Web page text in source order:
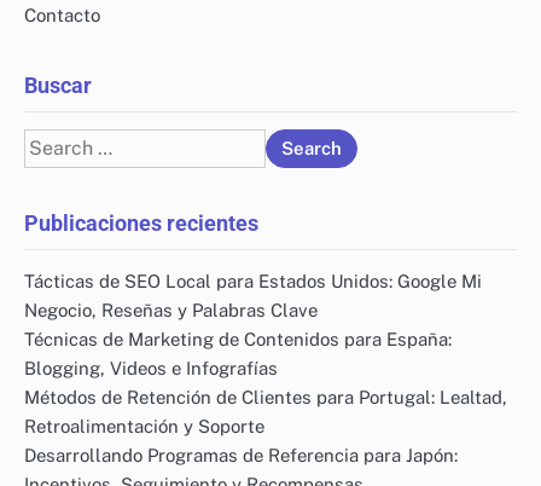
Contacto
Buscar
Search
for:
Publicaciones recientes
Tácticas de SEO Local para Estados Unidos: Google Mi
Negocio, Reseñas y Palabras Clave
Técnicas de Marketing de Contenidos para España:
Blogging, Videos e Infografías
Métodos de Retención de Clientes para Portugal: Lealtad,
Retroalimentación y Soporte
Desarrollando Programas de Referencia para Japón: